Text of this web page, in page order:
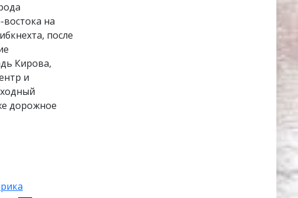
востока на
после
Кирова,
и
дорожное